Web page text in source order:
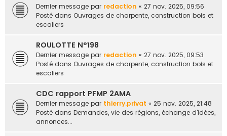
Dernier message par redaction « 27 nov. 2025, 09:56
Posté dans Ouvrages de charpente, construction bois et
escaliers
ROULOTTE N°198
Dernier message par redaction « 27 nov. 2025, 09:53
Posté dans Ouvrages de charpente, construction bois et
escaliers
CDC rapport PFMP 2AMA
Dernier message par thierry.privat « 25 nov. 2025, 21:48
Posté dans Demandes, vie des régions, échange d'idées,
annonces...